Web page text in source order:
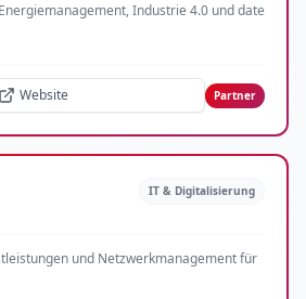
Industrie 4.0 und date
Website Partner
IT & Digitalisierung
und Netzwerkmanagement für